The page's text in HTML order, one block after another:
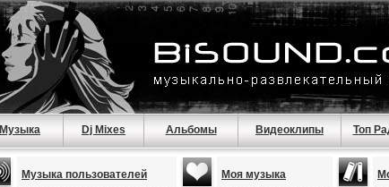
Музыка Dj Mixes Альбомы Видеоклипы Топ
Музыка пользователей Моя музыка